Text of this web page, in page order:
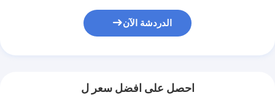
الدردشة الآن
احصل على افضل سعر ل